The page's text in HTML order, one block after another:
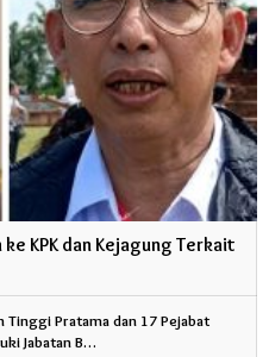
KPK dan Kejagung Terkait
Tinggi Pratama dan 17 Pejabat
Jabatan B…